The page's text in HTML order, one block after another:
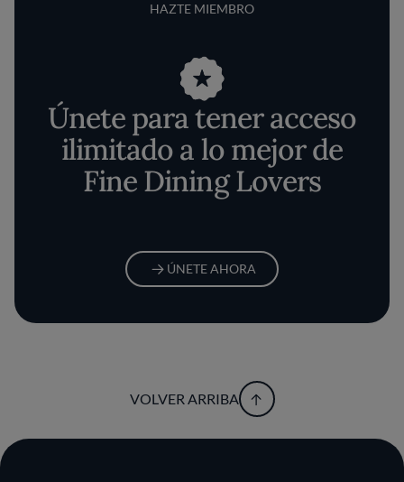
HAZTE MIEMBRO
Únete para tener acceso
ilimitado a lo mejor de
Fine Dining Lovers
ÚNETE AHORA
VOLVER ARRIBA